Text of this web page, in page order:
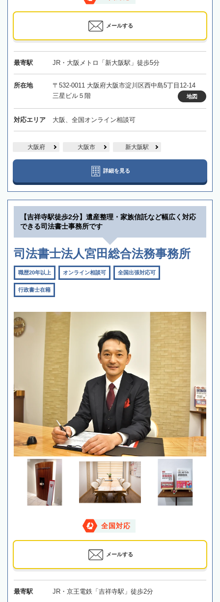
メールする
最寄駅 JR・大阪メトロ「新大阪駅」徒歩5分
所在地
〒532-0011 大阪府大阪市淀川区西中島5丁目12-14
三星ビル５階
地図
対応エリア 大阪、全国オンライン相談可
大阪府 大阪市 新大阪駅
詳細を見る
【吉祥寺駅徒歩2分】遺産整理・家族信託など幅広く対応
できる司法書士事務所です
司法書士法人宮田総合法務事務所
職歴20年以上 オンライン相談可 全国出張対応可
行政書士在籍
全国対応
メールする
最寄駅 JR・京王電鉄「吉祥寺駅」徒歩2分